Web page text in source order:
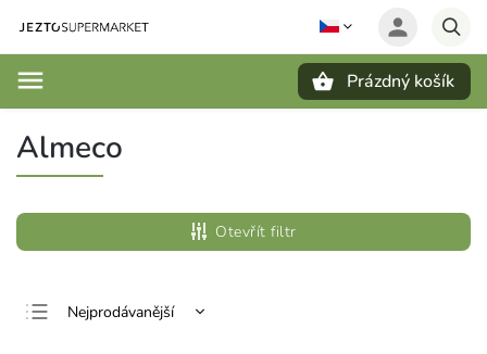
Prázdný košík
Almeco
Otevřít filtr
Nejprodávanější